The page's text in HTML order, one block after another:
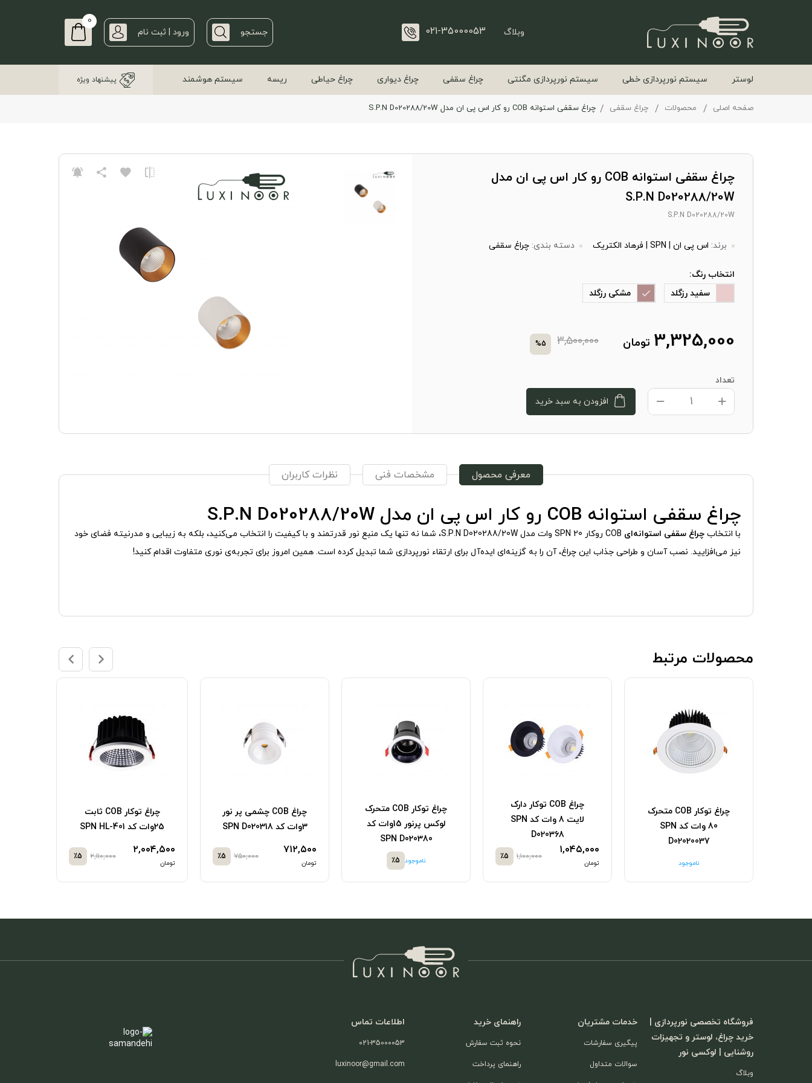
وبلاگ 021-35000053 جستجو ورود | ثبت نام
0
لوستر سیستم نورپردازی خطی سیستم نورپردازی مگنتی چراغ سقفی چراغ دیواری چراغ حیاطی ریسه سیستم هوشمند پیشنهاد ویژه
صفحه اصلی محصولات چراغ سقفی چراغ سقفی استوانه COB رو کار اس پی ان مدل S.P.N D020288/20W
چراغ سقفی استوانه COB رو کار اس پی ان مدل
S.P.N D020288/20W
S.P.N D020288/20W
برند: اس پی ان | SPN | فرهاد الکتریک دسته بندی: چراغ سقفی
انتخاب رنگ:
سفید رزگلد
مشکی رزگلد
3,325,000 تومان 3,500,000
%5
تعداد
افزودن به سبد خرید
معرفی محصول مشخصات فنی نظرات کاربران
چراغ سقفی استوانه COB رو کار اس پی ان مدل S.P.N D020288/20W
با انتخاب چراغ سقفی استوانه‌ای
COB روکار SPN 20 وات مدل S.P.N D020288/20W، شما نه تنها یک منبع نور قدرتمند و با کیفیت را انتخاب می‌کنید، بلکه به زیبایی و مدرنیته فضای خود
نیز می‌افزایید. نصب آسان و طراحی جذاب این چراغ، آن را به گزینه‌ای ایده‌آل برای ارتقاء نورپردازی شما تبدیل کرده است. همین امروز برای تجربه‌ی نوری متفاوت اقدام کنید!
محصولات مرتبط
چراغ توکار COB متحرک
80 وات کد SPN
D02020037
ناموجود
چراغ COB توکار دارک
لایت 8 وات کد SPN
D020368
۱,۰۴۵,۰۰۰
تومان
۱,۱۰۰,۰۰۰ ٪5
چراغ توکار COB متحرک
لوکس پرنور 15وات کد
SPN D020380
ناموجود ٪5
چراغ COB چشمی پر نور
3وات کد SPN D020318
۷۱۲,۵۰۰
تومان
۷۵۰,۰۰۰ ٪5
چراغ توکار COB ثابت
25وات کد SPN HL-401
۲,۰۰۴,۵۰۰
تومان
۲,۱۱۰,۰۰۰ ٪5
فروشگاه تخصصی نورپردازی |
خرید چراغ، لوستر و تجهیزات
روشنایی | لوکسی نور
وبلاگ
خدمات مشتریان
پیگیری سفارشات
سوالات متداول
راهنمای خرید
نحوه ثبت سفارش
راهنمای پرداخت
اطلاعات تماس
021-35000053
luxinoor@gmail.com